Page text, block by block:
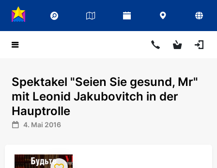
Spektakel "Seien Sie gesund, Mr"
mit Leonid Jakubovitch in der
Hauptrolle
4. Mai 2016